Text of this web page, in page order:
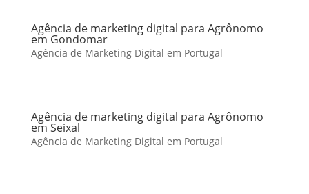
Agência de marketing digital para Agrônomo
em Gondomar
Agência de Marketing Digital em Portugal
Agência de marketing digital para Agrônomo
em Seixal
Agência de Marketing Digital em Portugal